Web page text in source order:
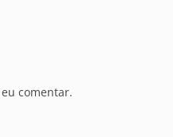
comentar.